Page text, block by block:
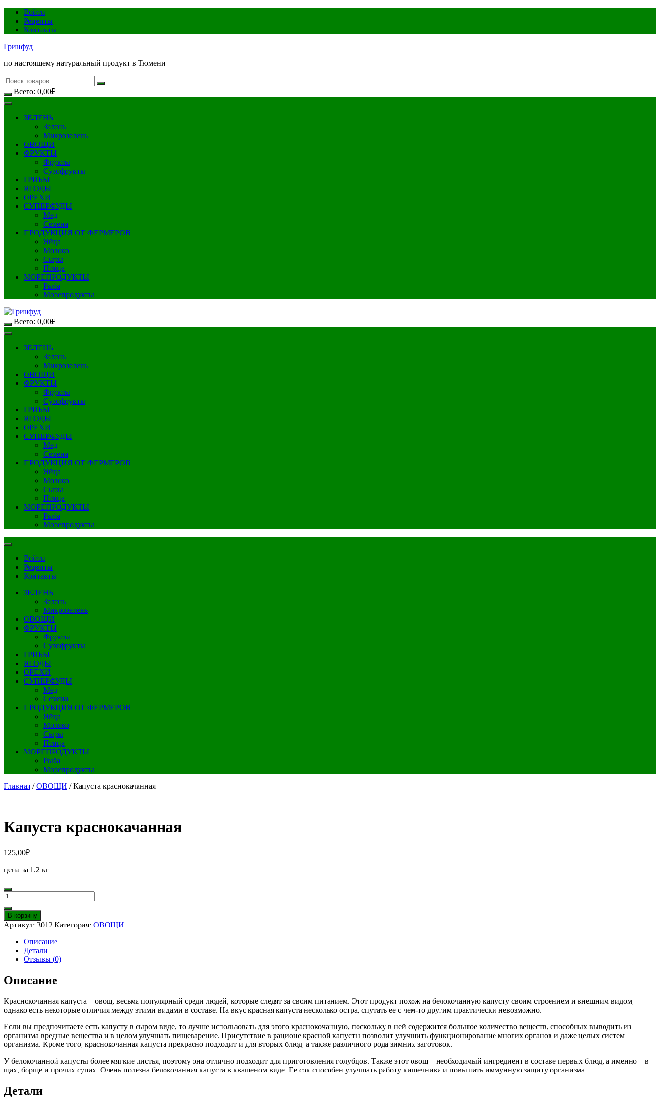
Перейти
содержимому
Войти
Рецепты
Контакты
Гринфуд
по настоящему натуральный продукт в Тюмени
Всего: 0,00₽
ЗЕЛЕНЬ
Зелень
Микрозелень
ОВОЩИ
ФРУКТЫ
Фрукты
Сухофрукты
ГРИБЫ
ЯГОДЫ
ОРЕХИ
СУПЕРФУДЫ
Мед
Семена
ПРОДУКЦИЯ ОТ ФЕРМЕРОВ
Яйца
Молоко
Сыры
Птица
МОРЕПРОДУКТЫ
Рыба
Морепродукты
Всего: 0,00₽
ЗЕЛЕНЬ
Зелень
Микрозелень
ОВОЩИ
ФРУКТЫ
Фрукты
Сухофрукты
ГРИБЫ
ЯГОДЫ
ОРЕХИ
СУПЕРФУДЫ
Мед
Семена
ПРОДУКЦИЯ ОТ ФЕРМЕРОВ
Яйца
Молоко
Сыры
Птица
МОРЕПРОДУКТЫ
Рыба
Морепродукты
Войти
Рецепты
Контакты
ЗЕЛЕНЬ
Зелень
Микрозелень
ОВОЩИ
ФРУКТЫ
Фрукты
Сухофрукты
ГРИБЫ
ЯГОДЫ
ОРЕХИ
СУПЕРФУДЫ
Мед
Семена
ПРОДУКЦИЯ ОТ ФЕРМЕРОВ
Яйца
Молоко
Сыры
Птица
МОРЕПРОДУКТЫ
Рыба
Морепродукты
Главная /ОВОЩИ / Капуста краснокачанная
Капуста краснокачанная
125,00₽
цена за 1.2 кг
Количество
Капуста
краснокачанная
В корзину
Артикул: 3012 Категория: ОВОЩИ
Описание
Детали
Отзывы (0)
Описание
Краснокочанная капуста – овощ, весьма популярный среди людей, которые следят за своим питанием. Этот продукт похож на белокочанную капусту своим строением и внешним видом,
однако есть некоторые отличия между этими видами в составе. На вкус красная капуста несколько остра, спутать ее с чем-то другим практически невозможно.
Если вы предпочитаете есть капусту в сыром виде, то лучше использовать для этого краснокочанную, поскольку в ней содержится большое количество веществ, способных выводить из
организма вредные вещества и в целом улучшать пищеварение. Присутствие в рационе красной капусты позволит улучшить функционирование многих органов и даже целых систем
организма. Кроме того, краснокочанная капуста прекрасно подходит и для вторых блюд, а также различного рода зимних заготовок.
У белокочанной капусты более мягкие листья, поэтому она отлично подходит для приготовления голубцов. Также этот овощ – необходимый ингредиент в составе первых блюд, а именно – в
щах, борще и прочих супах. Очень полезна белокочанная капуста в квашеном виде. Ее сок способен улучшать работу кишечника и повышать иммунную защиту организма.
Детали